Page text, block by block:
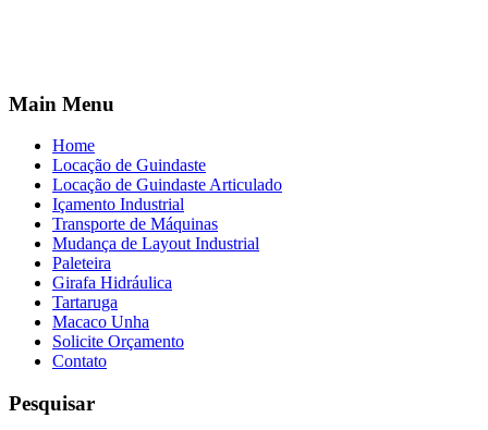
Main Menu
Home
Locação de Guindaste
Locação de Guindaste Articulado
Içamento Industrial
Transporte de Máquinas
Mudança de Layout Industrial
Paleteira
Girafa Hidráulica
Tartaruga
Macaco Unha
Solicite Orçamento
Contato
Pesquisar